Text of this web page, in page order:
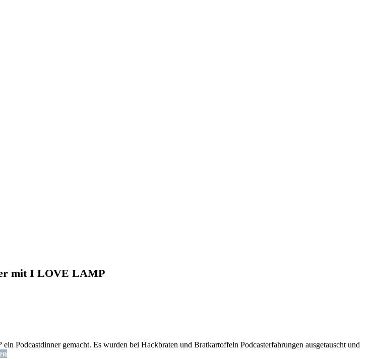
mit I LOVE LAMP
ein Podcastdinner gemacht. Es wurden bei Hackbraten und Bratkartoffeln Podcasterfahrungen ausgetauscht und